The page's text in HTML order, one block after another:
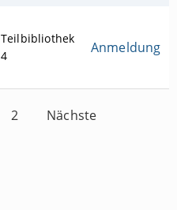
Teilbibliothek
4
Anmeldung
2 Nächste